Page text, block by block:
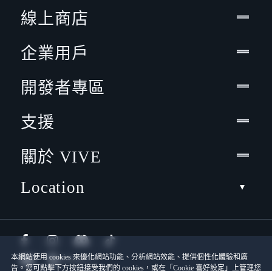
本網站使用 cookies 來優化網站功能、分析網站效能、提供個性化體驗和廣
告。您可點擊下方按鈕接受我們的 cookies，或在「Cookie 喜好設定」上管理您
線上商店
企業用戶
開發者專區
支援
關於 VIVE
Location